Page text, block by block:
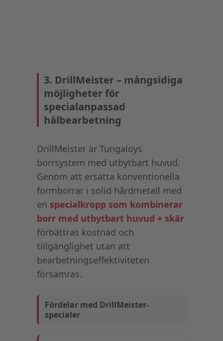
3. DrillMeister – mångsidiga
möjligheter för
specialanpassad
hålbearbetning
DrillMeister är Tungaloys
borrsystem med utbytbart huvud.
Genom att ersätta konventionella
formborrar i solid hårdmetall med
en specialkropp som kombinerar
borr med utbytbart huvud + skär
förbättras kostnad och
tillgänglighet utan att
bearbetningseffektiviteten
försämras.
Fördelar med DrillMeister-
specialer